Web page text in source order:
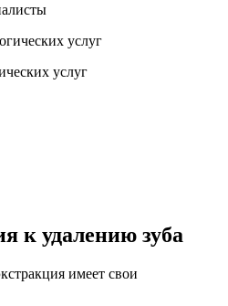
услуг
к удалению зуба
имеет свои